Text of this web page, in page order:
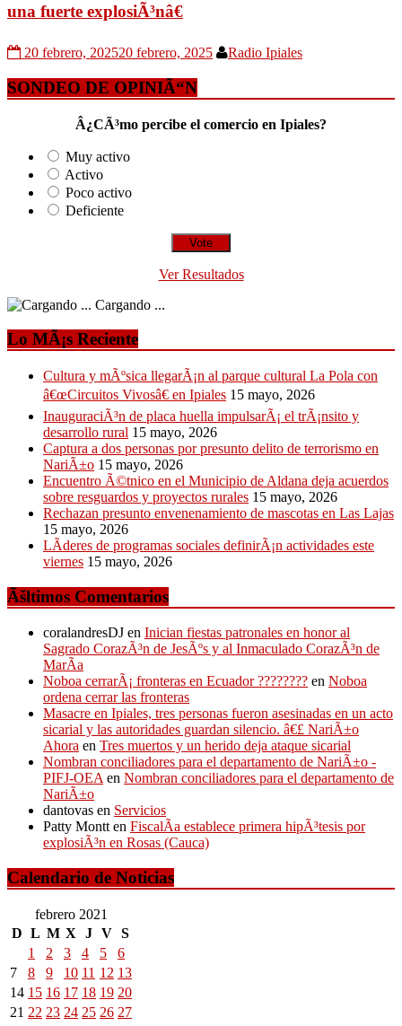
una fuerte explosiÃ³nâ€
20 febrero, 202520 febrero, 2025 Radio Ipiales
SONDEO DE OPINIÃ“N
Â¿CÃ³mo percibe el comercio en Ipiales?
Muy activo
Activo
Poco activo
Deficiente
Ver Resultados
Cargando ...
Lo MÃ¡s Reciente
Cultura y mÃºsica llegarÃ¡n al parque cultural La Pola con
â€œCircuitos Vivosâ€ en Ipiales 15 mayo, 2026
InauguraciÃ³n de placa huella impulsarÃ¡ el trÃ¡nsito y
desarrollo rural 15 mayo, 2026
Captura a dos personas por presunto delito de terrorismo en
NariÃ±o 15 mayo, 2026
Encuentro Ã©tnico en el Municipio de Aldana deja acuerdos
sobre resguardos y proyectos rurales 15 mayo, 2026
Rechazan presunto envenenamiento de mascotas en Las Lajas
15 mayo, 2026
LÃ­deres de programas sociales definirÃ¡n actividades este
viernes 15 mayo, 2026
Ãšltimos Comentarios
coralandresDJ en Inician fiestas patronales en honor al
Sagrado CorazÃ³n de JesÃºs y al Inmaculado CorazÃ³n de
MarÃ­a
Noboa cerrarÃ¡ fronteras en Ecuador ???????? en Noboa
ordena cerrar las fronteras
Masacre en Ipiales, tres personas fueron asesinadas en un acto
sicarial y las autoridades guardan silencio. â€£ NariÃ±o
Ahora en Tres muertos y un herido deja ataque sicarial
Nombran conciliadores para el departamento de NariÃ±o -
PIFJ-OEAen Nombran conciliadores para el departamento de
NariÃ±o
dantovas en Servicios
Patty Montten FiscalÃ­a establece primera hipÃ³tesis por
explosiÃ³n en Rosas (Cauca)
Calendario de Noticias
febrero 2021
D L M X J V S
1
2 3 4 5
6
7
8 9 10 11 12 13
14 15 16 17 18 19 20
21 22 23 24 25 26 27